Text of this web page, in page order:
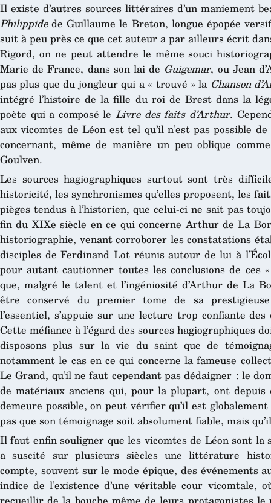
Il existe d’autres sources littéraires d’un maniement
Philippidede Guillaume le Breton, longue épopée
suit à peu près ce que cet auteur a par ailleurs écrit
Rigord, on ne peut attendre le même souci
Marie de France, dans son lai de Guigemar, ou Jean
pas plus que du jongleur qui a « trouvé » la Chanson
intégré l’histoire de la fille du roi de Brest dans la
poète qui a composé leLivre des faits d’Arthur.
aux vicomtes de Léon est tel qu’il n’est pas possible
concernant, même de manière un peu oblique
Goulven.
Les sources hagiographiques surtout sont très
historicité, les synchronismes qu’elles proposent, les
pièges tendus à l’historien, que celui-ci ne sait pas
fin du XIXe siècle en ce qui concerne Arthur de La
historiographie, venant corroborer les constatations
disciples de Ferdinand Lot réunis autour de lui à
pour autant cautionner toutes les conclusions de ces
que, malgré le talent et l’ingéniosité d’Arthur de La
être conservé du premier tome de sa
l’essentiel, s’appuie sur une lecture trop confiante
Cette méfiance à l’égard des sources hagiographiques
disposons plus sur la vie du saint que de
notamment le cas en ce qui concerne la fameuse
Le Grand, qu’il ne faut cependant pas dédaigner : le
de matériaux anciens qui, pour la plupart, ont depuis
demeure possible, on peut vérifier qu’il est
pas que son témoignage soit absolument fiable, mais
Il faut enfin souligner que les vicomtes de Léon sont la
a suscité sur plusieurs siècles une littérature
compte, souvent sur le mode épique, des événements
indice de l’existence d’une véritable cour vicomtale,